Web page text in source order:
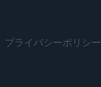
プライバシーポリシー